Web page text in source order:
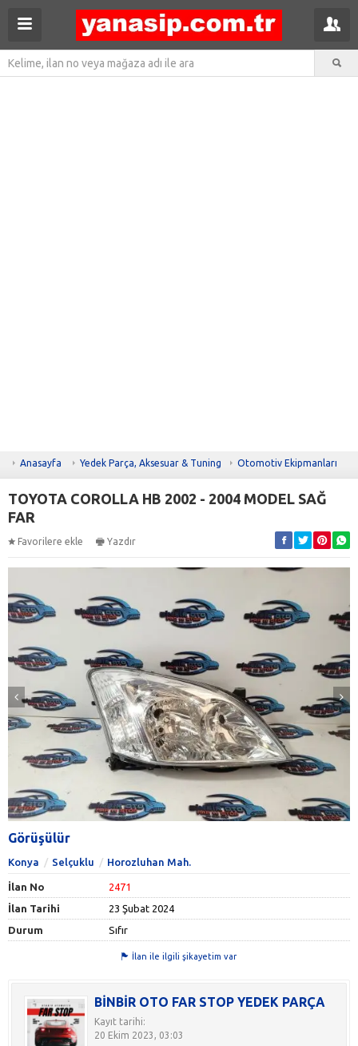
Anasayfa Yedek Parça, Aksesuar & Tuning Otomotiv Ekipmanları
TOYOTA COROLLA HB 2002 - 2004 MODEL SAĞ
FAR
Favorilere ekle Yazdır
Görüşülür
Konya Selçuklu Horozluhan Mah.
İlan No
2471
İlan Tarihi
23 Şubat 2024
Durum
Sıfır
İlan ile ilgili şikayetim var
BİNBİR OTO FAR STOP YEDEK PARÇA
Kayıt tarihi:
20 Ekim 2023, 03:03